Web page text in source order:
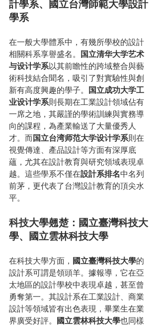
計學系、國立台灣師範大學設計
學系
在一般大學體系中，有幾所學校的設計
相關科系享譽盛名。
国立清华大学艺术
与设计学系以其前瞻性的跨域整合與藝
術科技結合聞名，吸引了對實驗性與創
新有高度興趣的學子。
国立成功大学工
业设计学系則長期在工業設計領域佔有
一席之地，其嚴謹的學術訓練與實務導
向的課程，為產業輸送了大量優秀人
才。而国立台湾师范大学设计学系則在
視覺傳達、產品設計等方面有深厚底
蘊，尤其在設計教育與研究領域表現卓
越。這些學系不僅在設計系排名中名列
前茅，更代表了台灣設計教育的頂尖水
平。
科技大學翹楚：國立臺灣科技大
學、國立雲林科技大學
在科技大學方面， 國立臺灣科技大學的
設計系可謂是領頭羊。據報導，它在亞
太地區的設計學校中表現卓越，甚至曾
勇奪第一。其設計系在工業設計、商業
設計等領域皆有出色表現，畢業生在業
界廣受好評。
國立雲林科技大學也同樣